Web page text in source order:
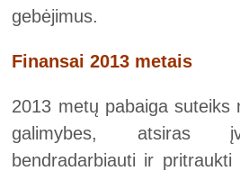
gebėjimus.
Finansai 2013 metais
2013 metų pabaiga suteiks
galimybes, atsiras
bendradarbiauti ir pritraukti